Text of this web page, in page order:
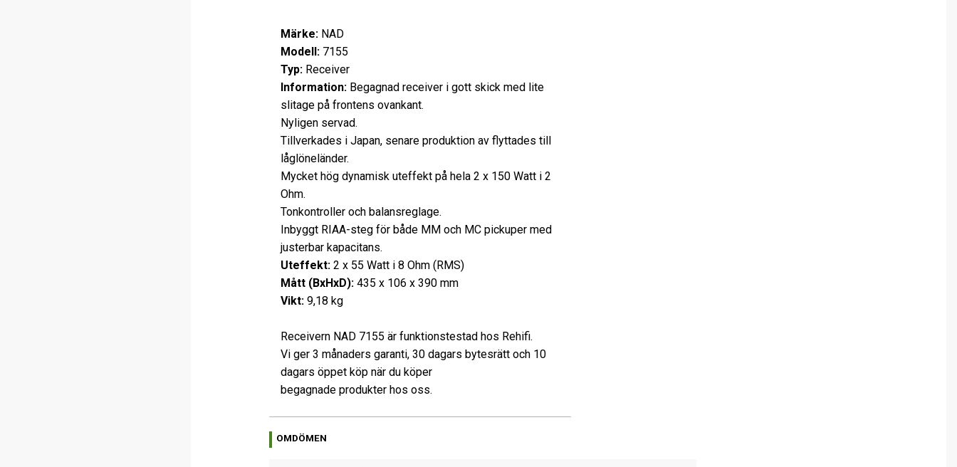
Märke:NAD
Modell:7155
Typ:Receiver
Information:Begagnad receiver i gott skick med lite
slitage på frontens ovankant.
Nyligen servad.
Tillverkades i Japan, senare produktion av flyttades till
låglöneländer.
Mycket hög dynamisk uteffekt på hela 2 x 150 Watt i 2
Ohm.
Tonkontroller och balansreglage.
Inbyggt RIAA-steg för både MM och MC pickuper med
justerbar kapacitans.
Uteffekt:2 x 55 Watt i 8 Ohm (RMS)
Mått (BxHxD):435 x 106 x 390 mm
Vikt:9,18 kg
Receivern NAD 7155 är funktionstestad hos Rehifi.
Vi ger 3 månaders garanti, 30 dagars bytesrätt och 10
dagars öppet köp när du köper
begagnade produkter hos oss.
OMDÖMEN